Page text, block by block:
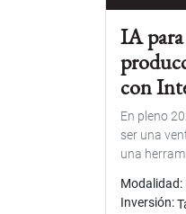
IA para
con
En pleno
ser una
una
Modalidad
Inversión